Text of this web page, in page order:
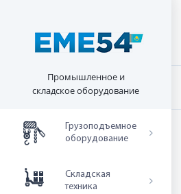
Промышленное и
складское оборудование
Грузоподъемное
оборудование
Складская
техника